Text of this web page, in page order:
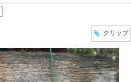
クリップ